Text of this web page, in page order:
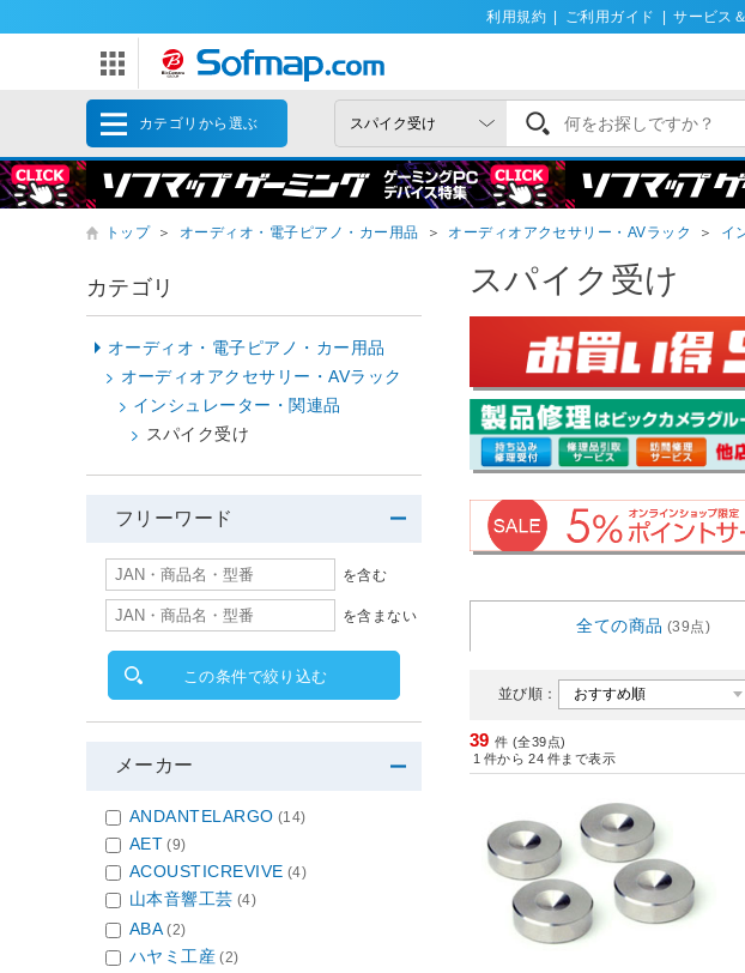
利用規約 ご利用ガイド サービス
カテゴリから選ぶ
トップ ＞ オーディオ・電子ピアノ・カー用品 ＞ オーディオアクセサリー・AVラック ＞ イ
スパイク受け
全ての商品 (39点)
並び順：
39 件 (全39点)
1 件から 24 件まで表示
カテゴリ
オーディオ・電子ピアノ・カー用品
オーディオアクセサリー・AVラック
インシュレーター・関連品
スパイク受け
フリーワード
を含む
を含まない
この条件で絞り込む
メーカー
ANDANTELARGO (14)
AET (9)
ACOUSTICREVIVE (4)
山本音響工芸 (4)
ABA (2)
ハヤミ工産 (2)